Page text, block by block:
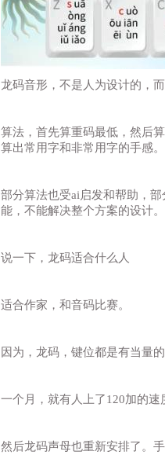
龙码音形，不是人为设计的，
算法，首先算重码最低，然后
算出常用字和非常用字的手感。
部分算法也受ai启发和帮助，
能，不能解决整个方案的设计
说一下，龙码适合什么人
适合作家，和音码比赛。
因为，龙码，键位都是有当量
一个月，就有人上了120加的
然后龙码声母也重新安排了。